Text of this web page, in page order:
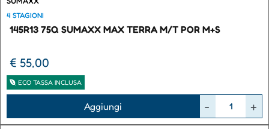
4 STAGIONI
145R13 75Q SUMAXX MAX TERRA M/T POR M+S
€ 55,00
ECO TASSA INCLUSA
Aggiungi